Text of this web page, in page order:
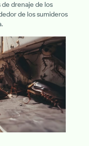
drenaje de los
de los sumideros